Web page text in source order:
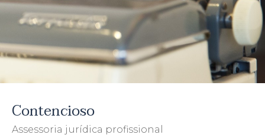
Contencioso
Assessoria jurídica profissional